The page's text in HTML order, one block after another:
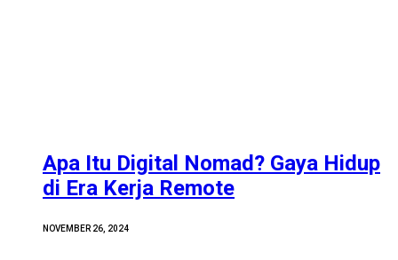
Apa Itu Digital Nomad? Gaya Hidup
di Era Kerja Remote
NOVEMBER 26, 2024